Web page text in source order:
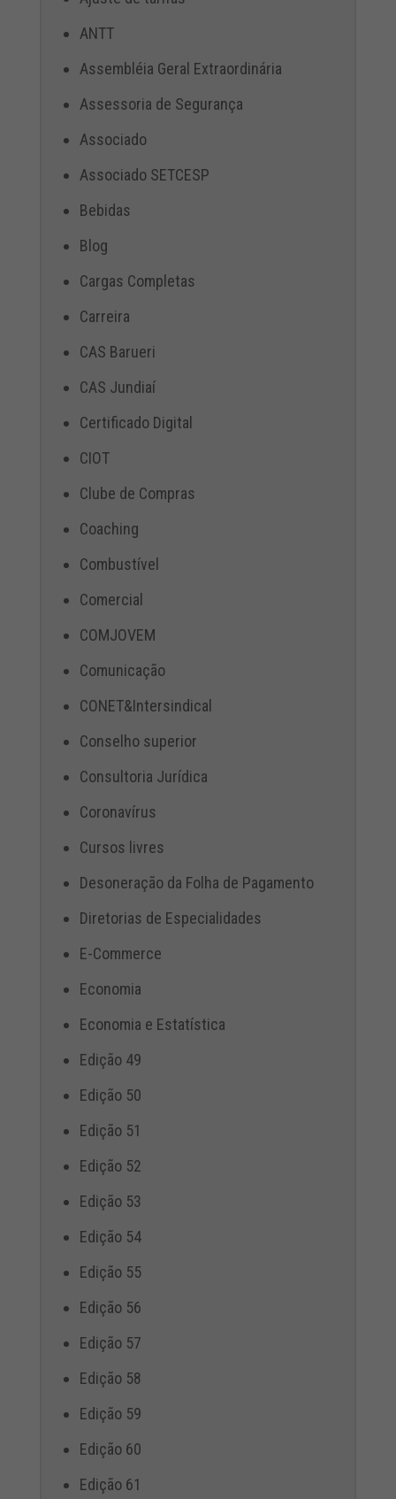
ANTT
Assembléia Geral Extraordinária
Assessoria de Segurança
Associado
Associado SETCESP
Bebidas
Blog
Cargas Completas
Carreira
CAS Barueri
CAS Jundiaí
Certificado Digital
CIOT
Clube de Compras
Coaching
Combustível
Comercial
COMJOVEM
Comunicação
CONET&Intersindical
Conselho superior
Consultoria Jurídica
Coronavírus
Cursos livres
Desoneração da Folha de Pagamento
Diretorias de Especialidades
E-Commerce
Economia
Economia e Estatística
Edição 49
Edição 50
Edição 51
Edição 52
Edição 53
Edição 54
Edição 55
Edição 56
Edição 57
Edição 58
Edição 59
Edição 60
Edição 61